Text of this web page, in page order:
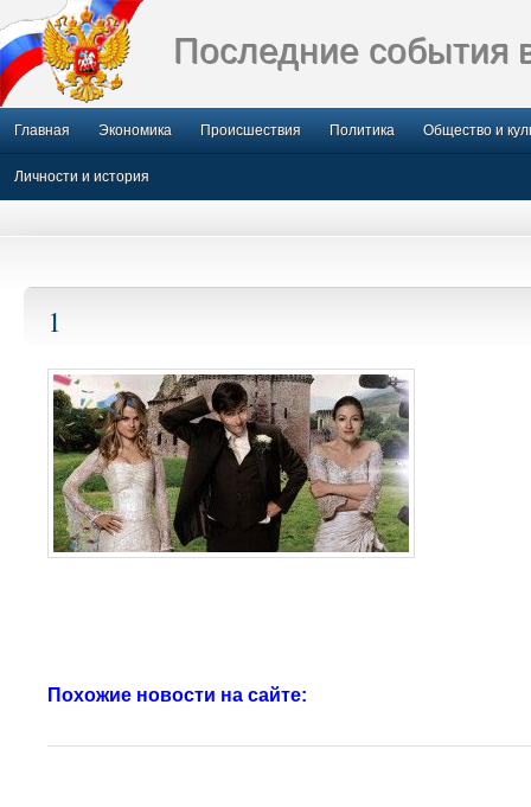
Последние события
Главная Экономика Происшествия Политика Общество и
Личности и история
1
Похожие новости на сайте: